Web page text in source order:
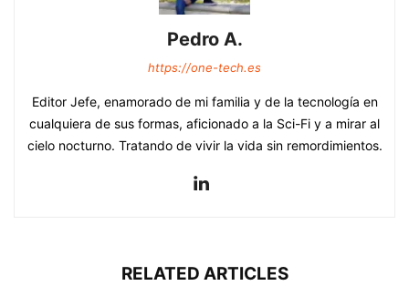
Pedro A.
https://one-tech.es
Editor Jefe, enamorado de mi familia y de la tecnología en
cualquiera de sus formas, aficionado a la Sci-Fi y a mirar al
cielo nocturno. Tratando de vivir la vida sin remordimientos.
RELATED ARTICLES